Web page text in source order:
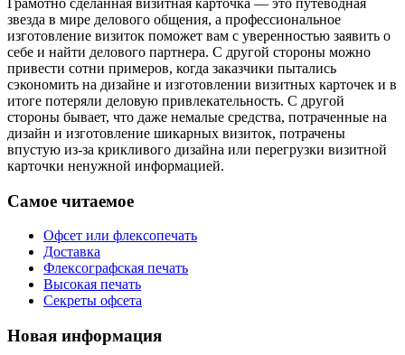
Грамотно сделанная визитная карточка — это путеводная
звезда в мире делового общения, а профессиональное
изготовление визиток поможет вам с уверенностью заявить о
себе и найти делового партнера. С другой стороны можно
привести сотни примеров, когда заказчики пытались
сэкономить на дизайне и изготовлении визитных карточек и в
итоге потеряли деловую привлекательность. С другой
стороны бывает, что даже немалые средства, потраченные на
дизайн и изготовление шикарных визиток, потрачены
впустую из-за крикливого дизайна или перегрузки визитной
карточки ненужной информацией.
Самое читаемое
Офсет или флексопечать
Доставка
Флексографская печать
Высокая печать
Секреты офсета
Новая информация